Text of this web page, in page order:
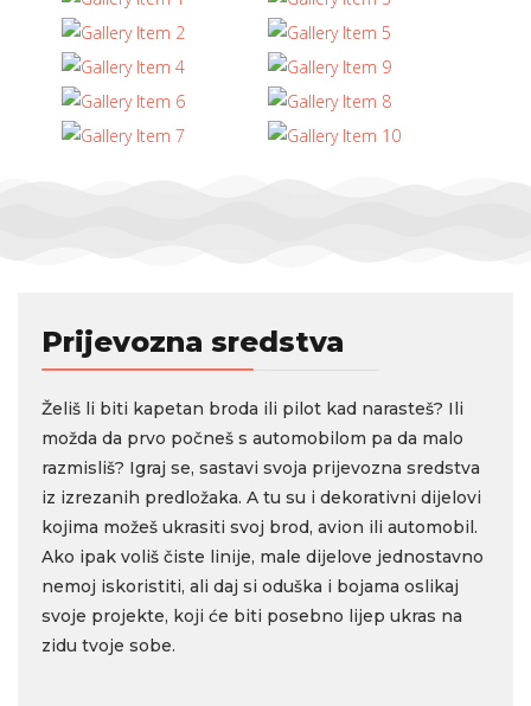
Prijevozna sredstva
Želiš li biti kapetan broda ili pilot kad narasteš? Ili
možda da prvo počneš s automobilom pa da malo
razmisliš? Igraj se, sastavi svoja prijevozna sredstva
iz izrezanih predložaka. A tu su i dekorativni dijelovi
kojima možeš ukrasiti svoj brod, avion ili automobil.
Ako ipak voliš čiste linije, male dijelove jednostavno
nemoj iskoristiti, ali daj si oduška i bojama oslikaj
svoje projekte, koji će biti posebno lijep ukras na
zidu tvoje sobe.